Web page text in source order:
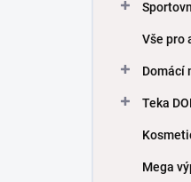
Vše pro
Domácí
Teka
Mega